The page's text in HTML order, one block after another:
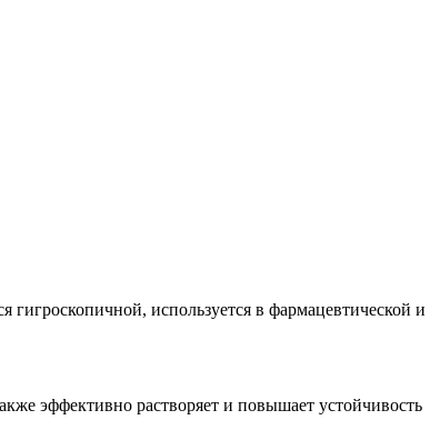
гигроскопичной, используется в фармацевтической и
эффективно растворяет и повышает устойчивость